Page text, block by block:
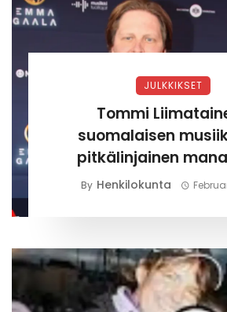
JULKKIKSET
Tommi
suomalaisen
pitkälinjainen
yrittäjä
By Henkilokunta